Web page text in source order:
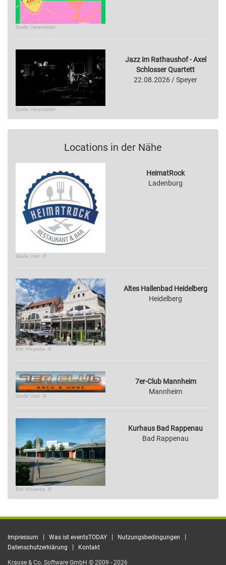
Quelle: Veranstalter
Quelle: Veranstalter
Jazz im Rathaushof - Axel
Schlosser Quartett
22.08.2026 / Speyer
Locations in der Nähe
Quelle: User · ©
HeimatRock
Ladenburg
Bild: Wikipedia · ©
Altes Hallenbad Heidelberg
Heidelberg
Quelle: User · ©
7er-Club Mannheim
Mannheim
Bild: Wikipedia · ©
Kurhaus Bad Rappenau
Bad Rappenau
Impressum | Was ist eventsTODAY | Nutzungsbedingungen |
Datenschutzerklärung | Kontakt
Krause & Co. Software GmbH © 2009 - 2026